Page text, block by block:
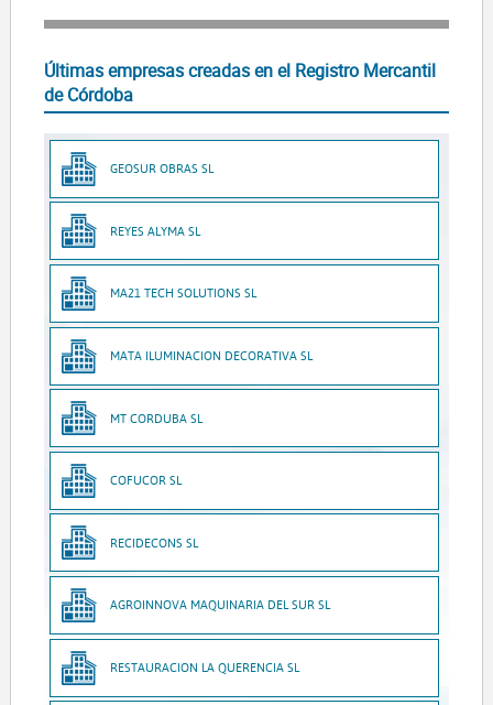
Últimas empresas creadas en el Registro Mercantil
de Córdoba
GEOSUR OBRAS SL
REYES ALYMA SL
MA21 TECH SOLUTIONS SL
MATA ILUMINACION DECORATIVA SL
MT CORDUBA SL
COFUCOR SL
RECIDECONS SL
AGROINNOVA MAQUINARIA DEL SUR SL
RESTAURACION LA QUERENCIA SL